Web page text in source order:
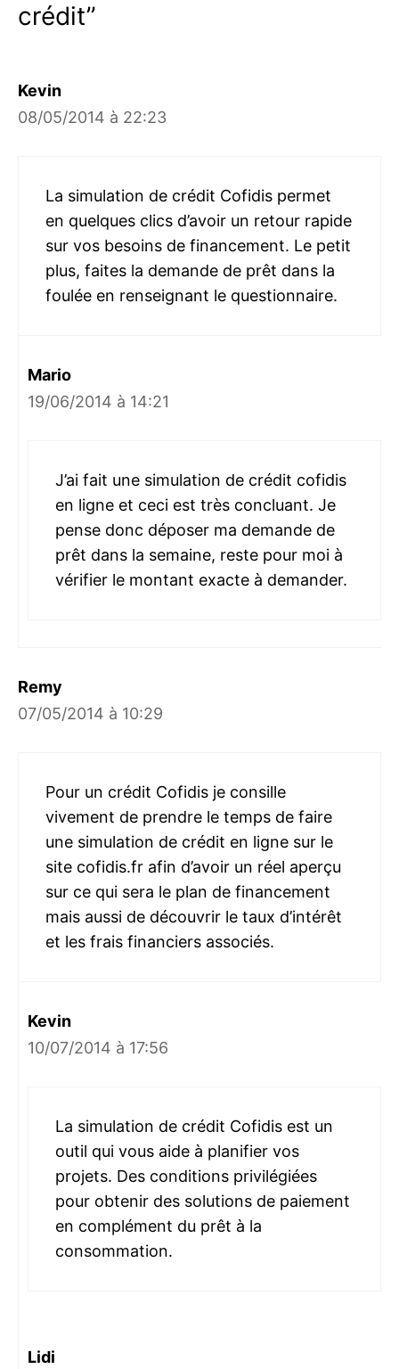
crédit”
Kevin
08/05/2014 à 22:23
La simulation de crédit Cofidis permet
en quelques clics d’avoir un retour rapide
sur vos besoins de financement. Le petit
plus, faites la demande de prêt dans la
foulée en renseignant le questionnaire.
Mario
19/06/2014 à 14:21
J’ai fait une simulation de crédit cofidis
en ligne et ceci est très concluant. Je
pense donc déposer ma demande de
prêt dans la semaine, reste pour moi à
vérifier le montant exacte à demander.
Remy
07/05/2014 à 10:29
Pour un crédit Cofidis je consille
vivement de prendre le temps de faire
une simulation de crédit en ligne sur le
site cofidis.fr afin d’avoir un réel aperçu
sur ce qui sera le plan de financement
mais aussi de découvrir le taux d’intérêt
et les frais financiers associés.
Kevin
10/07/2014 à 17:56
La simulation de crédit Cofidis est un
outil qui vous aide à planifier vos
projets. Des conditions privilégiées
pour obtenir des solutions de paiement
en complément du prêt à la
consommation.
Lidi